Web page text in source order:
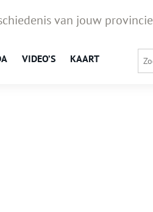
van jouw provincie
VIDEO’S KAART